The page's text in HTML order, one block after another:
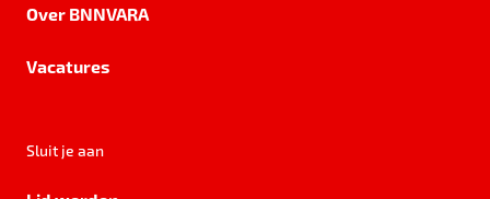
Over BNNVARA
Vacatures
Sluit je aan